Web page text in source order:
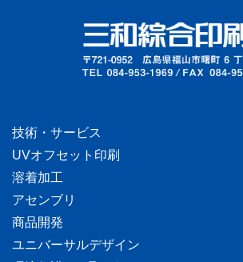
技術・サービス
UVオフセット印刷
溶着加工
アセンブリ
商品開発
ユニバーサルデザイン